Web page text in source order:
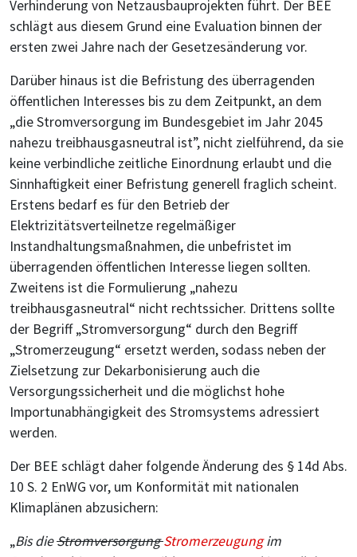
Verhinderung von Netzausbauprojekten führt. Der BEE
schlägt aus diesem Grund eine Evaluation binnen der
ersten zwei Jahre nach der Gesetzesänderung vor.
Darüber hinaus ist die Befristung des überragenden
öffentlichen Interesses bis zu dem Zeitpunkt, an dem
„die Stromversorgung im Bundesgebiet im Jahr 2045
nahezu treibhausgasneutral ist”, nicht zielführend, da sie
keine verbindliche zeitliche Einordnung erlaubt und die
Sinnhaftigkeit einer Befristung generell fraglich scheint.
Erstens bedarf es für den Betrieb der
Elektrizitätsverteilnetze regelmäßiger
Instandhaltungsmaßnahmen, die unbefristet im
überragenden öffentlichen Interesse liegen sollten.
Zweitens ist die Formulierung „nahezu
treibhausgasneutral“ nicht rechtssicher. Drittens sollte
der Begriff „Stromversorgung“ durch den Begriff
„Stromerzeugung“ ersetzt werden, sodass neben der
Zielsetzung zur Dekarbonisierung auch die
Versorgungssicherheit und die möglichst hohe
Importunabhängigkeit des Stromsystems adressiert
werden.
Der BEE schlägt daher folgende Änderung des § 14d Abs.
10 S. 2 EnWG vor, um Konformität mit nationalen
Klimaplänen abzusichern:
„Bis dieStromversorgung Stromerzeugungim